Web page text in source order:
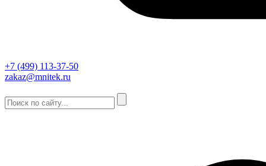
+7 (499) 113-37-50
zakaz@mnitek.ru